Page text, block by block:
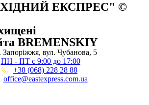
ЕКСПРЕС" ©
BREMENSKIY
Запоріжжя, вул. Чубанова, 5
ПН - ПТ с 9:00 до 17:00
+38 (068) 228 28 88
office@eastexpress.com.ua